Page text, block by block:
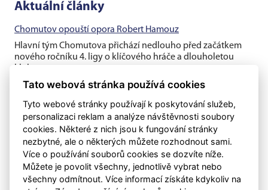
Aktuální články
Chomutov opouští opora Robert Hamouz
Hlavní tým Chomutova přichází nedlouho před začátkem
nového ročníku 4. ligy o klíčového hráče a dlouholetou
Chomutovští fotbalisté v posledním přípravném utkání před
ostrými zápasy nestačili na třetiligovou pražskou Duklu B, se
kterou v...
Ve druhém utkání prohra s druholigovým Kladnem
Chomutovští fotbalisté už s kapitánem Vojtěchem Kubíkem
a Filipem Schreinerem, ale ještě bez Roberta Hamouze či
Tato webová stránka používá cookies
Tyto webové stránky používají k poskytování služeb,
personalizaci reklam a analýze návštěvnosti soubory
cookies. Některé z nich jsou k fungování stránky
nezbytné, ale o některých můžete rozhodnout sami.
Více o používání souborů cookies se dozvíte níže.
Můžete je povolit všechny, jednotlivě vybrat nebo
všechny odmítnout. Více informací získáte kdykoliv na